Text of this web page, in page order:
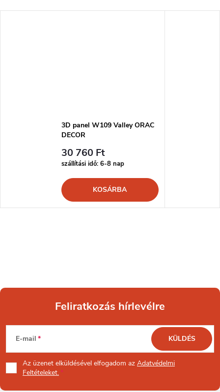
3D panel W109 Valley ORAC
DECOR
30 760 Ft
szállítási idő: 6-8 nap
KOSÁRBA
L
á
b
Feliratkozás hírlevélre
E-mail
Az üzenet elküldésével elfogadom az Adatvédelmi
Feltételeket.
KÜLDÉS